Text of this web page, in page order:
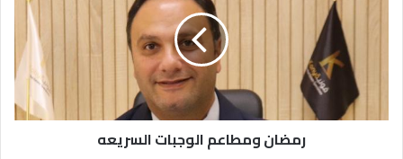
رمضان ومطاعم الوجبات السريعه